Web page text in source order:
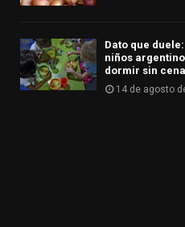
Dato que
niños
dormir sin
14 de agosto